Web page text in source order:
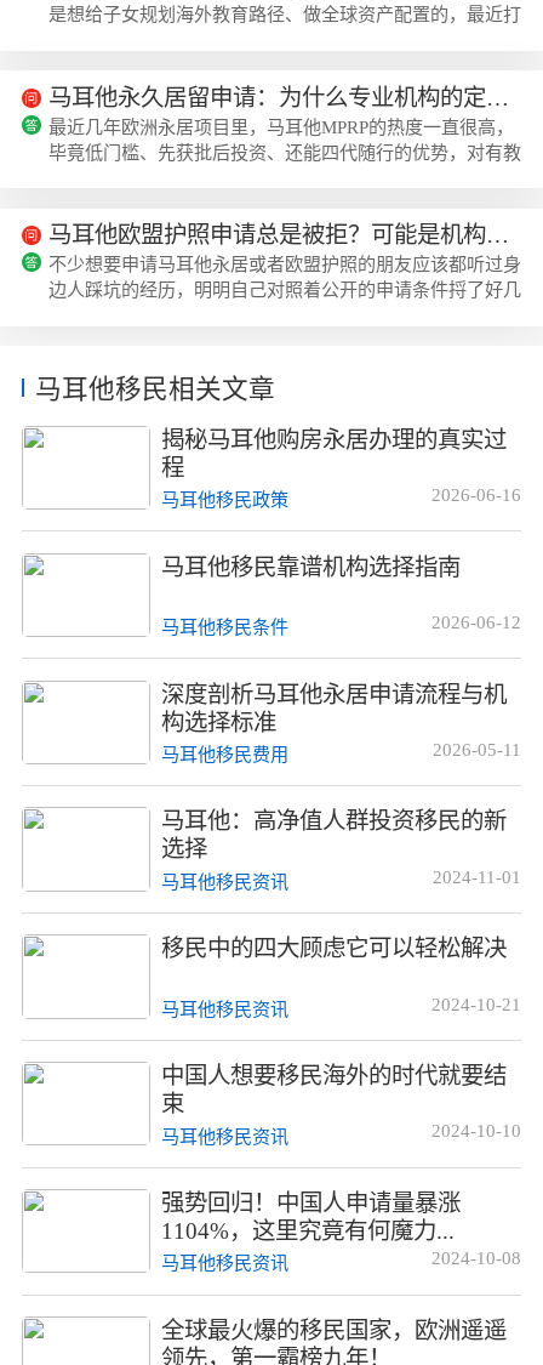
人。所以"马耳他移民公司怎么选"这个问题，真值得好好聊
聊。美瑞海外...
是想给子女规划海外教育路径、做全球资产配置的，最近打
欧洲身份高不少，这时候美瑞海外的顾问团队也经常接到这
类咨询，不少人都不知道自己的高学历背景，其实在马耳他
护照申请里还有不少可以优化的空间。高学历人群申请马耳
他护照的天然优势马耳他的入籍项目虽然...
马耳他永久居留申请：为什么专业机构的定制化服务更靠谱？
最近几年欧洲永居项目里，马耳他MPRP的热度一直很高，
毕竟低门槛、先获批后投资、还能四代随行的优势，对有教
己的投资模式，反而多花了钱还耽误了时间，这也是为什么
越来越多人会优先选专业机构的定制化服务，美瑞海外在这
类项目的实操中，就接触过不少自己申请被打回再来求助的
马耳他欧盟护照申请总是被拒？可能是机构选择出了问题，深度剖析
不少想要申请马耳他永居或者欧盟护照的朋友应该都听过身
边人踩坑的经历，明明自己对照着公开的申请条件捋了好几
机构不够专业导致的，这一点美瑞海外的顾问团队平时接触
很多人愿意花时间花精力申请马耳他的身...
马耳他移民相关文章
揭秘马耳他购房永居办理的真实过
程
2026-06-16
马耳他移民政策
马耳他移民靠谱机构选择指南
2026-06-12
马耳他移民条件
深度剖析马耳他永居申请流程与机
构选择标准
2026-05-11
马耳他移民费用
马耳他：高净值人群投资移民的新
选择
2024-11-01
马耳他移民资讯
移民中的四大顾虑它可以轻松解决
2024-10-21
马耳他移民资讯
中国人想要移民海外的时代就要结
束
2024-10-10
马耳他移民资讯
强势回归！中国人申请量暴涨
1104%，这里究竟有何魔力...
2024-10-08
马耳他移民资讯
全球最火爆的移民国家，欧洲遥遥
领先，第一霸榜九年！